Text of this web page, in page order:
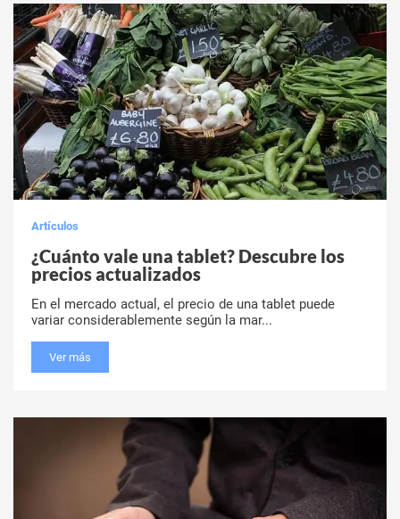
Artículos
¿Cuánto vale una tablet? Descubre los
precios actualizados
En el mercado actual, el precio de una tablet puede
variar considerablemente según la mar...
Ver más